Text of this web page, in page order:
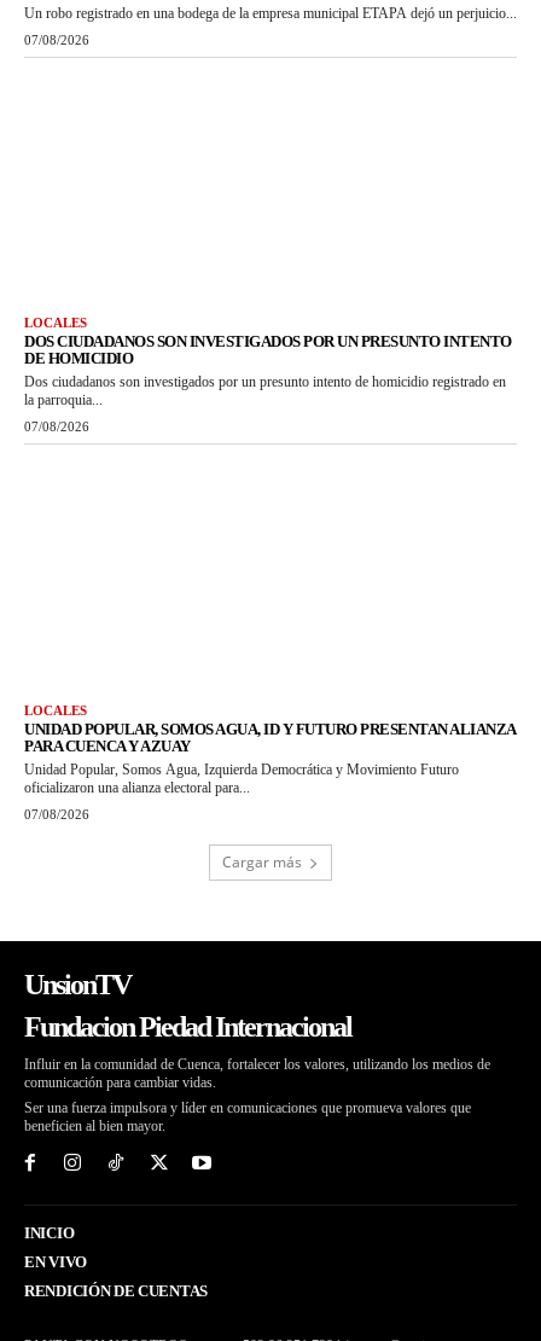
Un robo registrado en una bodega de la empresa municipal ETAPA dejó un perjuicio...
07/08/2026
LOCALES
DOS CIUDADANOS SON INVESTIGADOS POR UN PRESUNTO INTENTO
DE HOMICIDIO
Dos ciudadanos son investigados por un presunto intento de homicidio registrado en
la parroquia...
07/08/2026
LOCALES
UNIDAD POPULAR, SOMOS AGUA, ID Y FUTURO PRESENTAN ALIANZA
PARA CUENCA Y AZUAY
Unidad Popular, Somos Agua, Izquierda Democrática y Movimiento Futuro
oficializaron una alianza electoral para...
07/08/2026
Cargar más
UnsionTV
Fundacion Piedad Internacional
Influir en la comunidad de Cuenca, fortalecer los valores, utilizando los medios de
comunicación para cambiar vidas.
Ser una fuerza impulsora y líder en comunicaciones que promueva valores que
beneficien al bien mayor.
INICIO
EN VIVO
RENDICIÓN DE CUENTAS